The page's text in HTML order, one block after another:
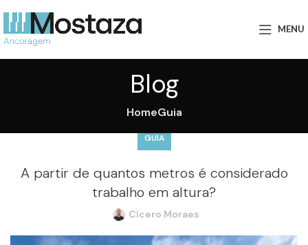
MENU
Blog
HomeGuia
GUIA
A partir de quantos metros é considerado
trabalho em altura?
Cícero Moraes